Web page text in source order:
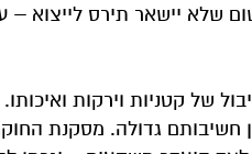
יישאר תירס לייצוא –
חשיבותם גדולה. מסקנת